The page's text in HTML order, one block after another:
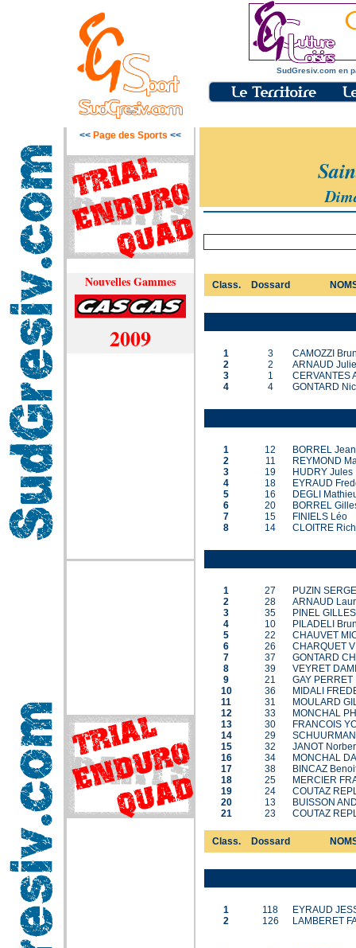
SudGresiv.com en
<< Page des Sports <<
Nouvelles Gammes
2009
Class. Dossard
1 3
CAMOZZI
2
2
ARNAUD
3
1
CERVANTES
4
4 GONTARD
1 12
BORREL
2
11
REYMOND
3
19
HUDRY Jules
4
18
EYRAUD
5
16
DEGLI
6
20
BORREL
7
15
FINIELS Léo
8
14 CLOITRE
1 27
PUZIN SERGE
2
28
ARNAUD
3
35
PINEL GILLES
4
10
PILADELI
5
22
CHAUVET
6
26
CHARQUET
7
37
GONTARD
8
39
VEYRET
9
21
GAY PERRET
10
36
MIDALI
11
31
MOULARD
12
33
MONCHAL
13
30
FRANCOIS
14
29
15
32
JANOT
16
34
MONCHAL
17
38
BINCAZ
18
25
MERCIER
19
24
COUTAZ
20
13
BUISSON
21
23 COUTAZ
Class. Dossard
1 118
EYRAUD
2
126 LAMBERET